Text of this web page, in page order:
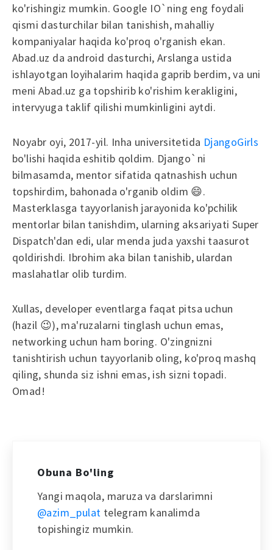
ko'rishingiz mumkin. Google IO`ning eng foydali
qismi dasturchilar bilan tanishish, mahalliy
kompaniyalar haqida ko'proq o'rganish ekan.
Abad.uz da android dasturchi, Arslanga ustida
ishlayotgan loyihalarim haqida gaprib berdim, va uni
meni Abad.uz ga topshirib ko'rishim kerakligini,
intervyuga taklif qilishi mumkinligini aytdi.
Noyabr oyi, 2017-yil. Inha universitetida DjangoGirls
bo'lishi haqida eshitib qoldim. Django`ni
bilmasamda, mentor sifatida qatnashish uchun
topshirdim, bahonada o'rganib oldim 😄.
Masterklasga tayyorlanish jarayonida ko'pchilik
mentorlar bilan tanishdim, ularning aksariyati Super
Dispatch'dan edi, ular menda juda yaxshi taasurot
qoldirishdi. Ibrohim aka bilan tanishib, ulardan
maslahatlar olib turdim.
Xullas, developer eventlarga faqat pitsa uchun
(hazil 😉), ma'ruzalarni tinglash uchun emas,
networking uchun ham boring. O'zingnizni
tanishtirish uchun tayyorlanib oling, ko'proq mashq
qiling, shunda siz ishni emas, ish sizni topadi.
Omad!
Obuna Bo'ling
Yangi maqola, maruza va darslarimni
@azim_pulat telegram kanalimda
topishingiz mumkin.